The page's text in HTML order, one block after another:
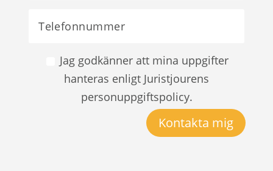
Jag godkänner att mina uppgifter
hanteras enligt Juristjourens
personuppgiftspolicy.
Kontakta mig